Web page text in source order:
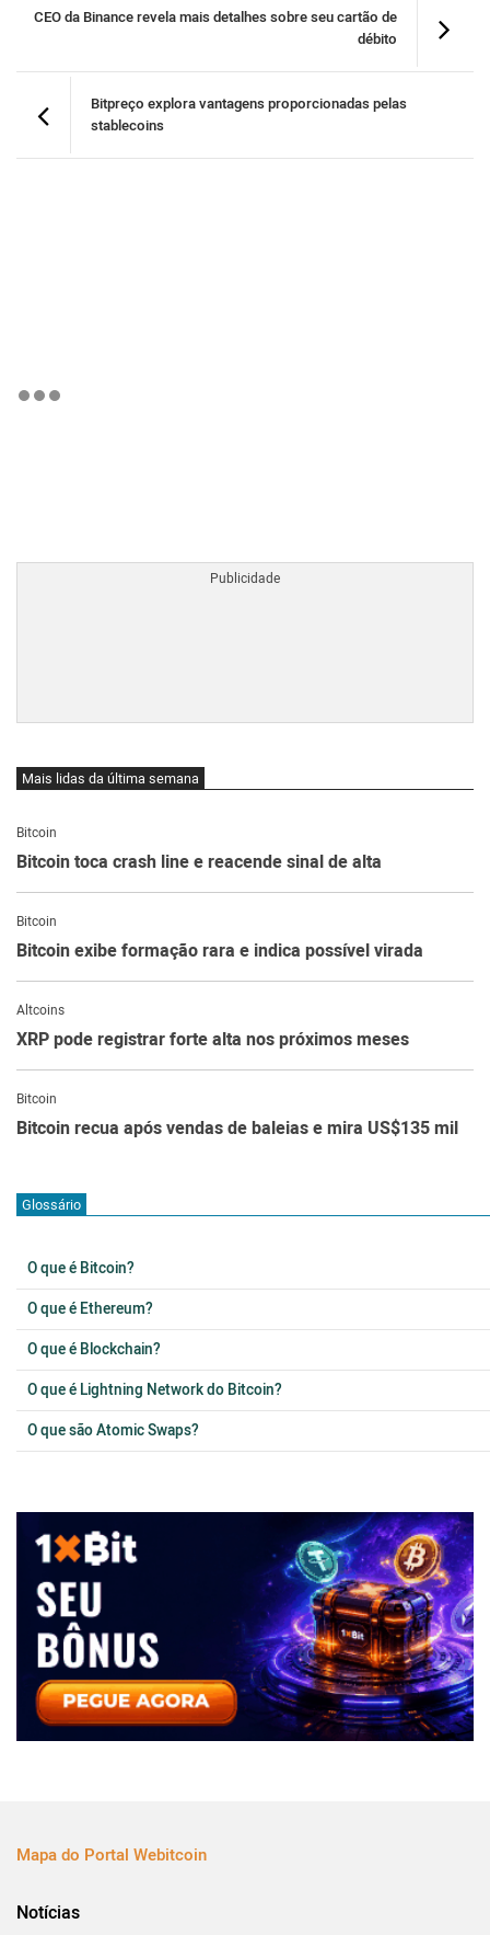
CEO da Binance revela mais detalhes sobre seu cartão de
débito
Bitpreço explora vantagens proporcionadas pelas
stablecoins
Mais lidas da última semana
Bitcoin
Bitcoin toca crash line e reacende sinal de alta
Bitcoin
Bitcoin exibe formação rara e indica possível virada
Altcoins
XRP pode registrar forte alta nos próximos meses
Bitcoin
Bitcoin recua após vendas de baleias e mira US$135 mil
Glossário
O que é Bitcoin?
O que é Ethereum?
O que é Blockchain?
O que é Lightning Network do Bitcoin?
O que são Atomic Swaps?
Mapa do Portal Webitcoin
Notícias